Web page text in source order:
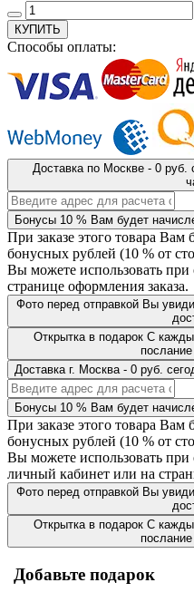
КУПИТЬ
Способы оплаты:
Доставка по Москве - 0 руб.
Бонусы 10 % Вам будет
При заказе этого товара Вам
бонусных рублей (10 % от
Вы можете использовать при
странице оформления заказа.
Фото перед отправкой Вы
Открытка в подарок С
Доставка г. Москва - 0 руб.
Бонусы 10 % Вам будет
При заказе этого товара Вам
бонусных рублей (10 % от
Вы можете использовать при
личный кабинет или на
Фото перед отправкой Вы
Открытка в подарок С
Добавьте подарок